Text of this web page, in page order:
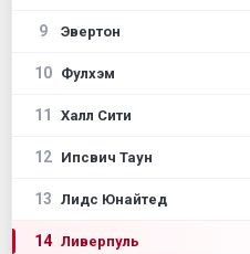
9 Эвертон
10 Фулхэм
11 Халл Сити
12 Ипсвич Таун
13 Лидс Юнайтед
14 Ливерпуль